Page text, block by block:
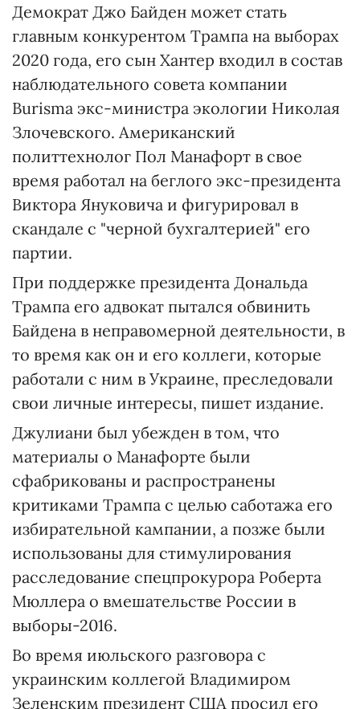
Демократ Джо Байден может стать
главным конкурентом Трампа на выборах
2020 года, его сын Хантер входил в состав
наблюдательного совета компании
Burisma экс-министра экологии Николая
Злочевского. Американский
политтехнолог Пол Манафорт в свое
время работал на беглого экс-президента
Виктора Януковича и фигурировал в
скандале с "черной бухгалтерией" его
партии.
При поддержке президента Дональда
Трампа его адвокат пытался обвинить
Байдена в неправомерной деятельности, в
то время как он и его коллеги, которые
работали с ним в Украине, преследовали
свои личные интересы, пишет издание.
Джулиани был убежден в том, что
материалы о Манафорте были
сфабрикованы и распространены
критиками Трампа с целью саботажа его
избирательной кампании, а позже были
использованы для стимулирования
расследование спецпрокурора Роберта
Мюллера о вмешательстве России в
выборы-2016.
Во время июльского разговора с
украинским коллегой Владимиром
Зеленским президент США просил его